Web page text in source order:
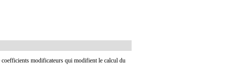
coefficients modificateurs qui modifient le calcul du